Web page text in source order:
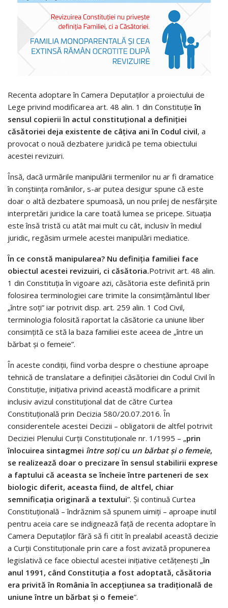
Recenta adoptare în Camera Deputaților a proiectului de
Lege privind modificarea art. 48 alin. 1 din Constituțieîn
sensul copierii în actul constituțional a definiției
căsătoriei deja existente de câțiva ani în Codul civil, a
provocat o nouă dezbatere juridică pe tema obiectului
acestei revizuiri.
Însă, dacă urmările manipulării termenilor nu ar fi dramatice
în conștiința românilor, s-ar putea desigur spune că este
doar o altă dezbatere spumoasă, un nou prilej de nesfârșite
interpretări juridice la care toată lumea se pricepe. Situația
este însă tristă cu atât mai mult cu cât, inclusiv în mediul
juridic, regăsim urmele acestei manipulări mediatice.
În ce constă manipularea? Nu definiția familiei face
obiectul acestei revizuiri, ci căsătoria.Potrivit art. 48 alin.
1 din Constituția în vigoare azi, căsătoria este definită prin
folosirea terminologiei care trimite la consimțământul liber
„între soți” iar potrivit disp. art. 259 alin. 1 Cod Civil,
terminologia folosită raportat la căsătorie ca uniune liber
consimțită ce stă la baza familiei este aceea de „între un
bărbat și o femeie”.
În aceste condiții, fiind vorba despre o chestiune aproape
tehnică de translatare a definiției căsătoriei din Codul Civil în
Constituție, inițiativa privind această modificare a primit
inclusiv avizul constituțional dat de către Curtea
Constituțională prin Decizia 580/20.07.2016. În
considerentele acestei Decizii – obligatorii de altfel potrivit
Deciziei Plenului Curții Constituționale nr. 1/1995 – „prin
înlocuirea sintagmei între soțicu un bărbatși o femeie,
se realizează doar o precizare în sensul stabilirii exprese
a faptului că aceasta se încheie între parteneri de sex
biologic diferit, aceasta fiind, de altfel, chiar
semnificația originară a textului”. Și continuă Curtea
Constituțională – îndrăznim să spunem uimiți – aproape inutil
pentru aceia care se indignează față de recenta adoptare în
Camera Deputaților fără să fi citit în prealabil această decizie
a Curții Constituționale prin care a fost avizată propunerea
legislativă ce face obiectul acestei inițiative cetățenești „în
anul 1991, când Constituția a fost adoptată, căsătoria
era privită în România în accepțiunea sa tradițională de
uniuneîntre un bărbat și o femeie”.